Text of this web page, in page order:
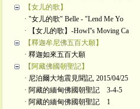
【女儿的歌】
· "女儿的歌" Belle - "Lend Me Yo
· 【女儿的歌】-Howl''s Moving Ca
【釋迦牟尼佛五百大願】
· 釋迦如來五百大願
【阿藏佛國朝聖記】
· 尼泊爾大地震見聞記, 2015/04/25
· 阿藏的緬甸佛國朝聖記 3-4-5
· 阿藏的緬甸佛國朝聖記 1